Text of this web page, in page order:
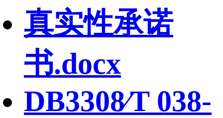
真实性承诺
书.docx
DB3308∕T 038-